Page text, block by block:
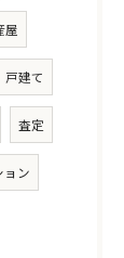
屋
戸建て
査定
ョン